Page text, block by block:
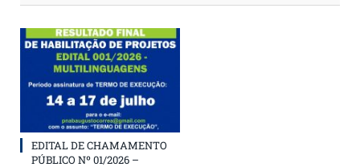
EDITAL DE CHAMAMENTO
PÚBLICO Nº 01/2026 –